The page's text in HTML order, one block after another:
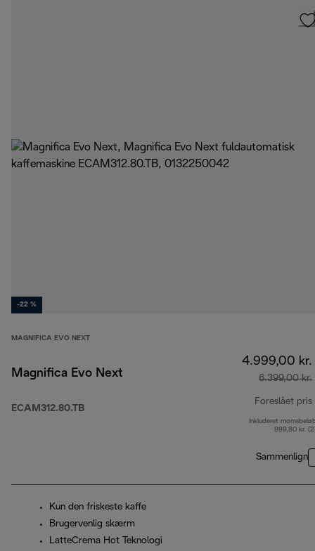
-22 %
MAGNIFICA EVO NEXT
Magnifica Evo Next
ECAM312.80.TB
4.999,00 kr.
6.399,00 kr.
Foreslået pris
Inkluderet
999,80 kr.
Sammenlign
Kun den friskeste kaffe
Brugervenlig skærm
LatteCrema Hot Teknologi